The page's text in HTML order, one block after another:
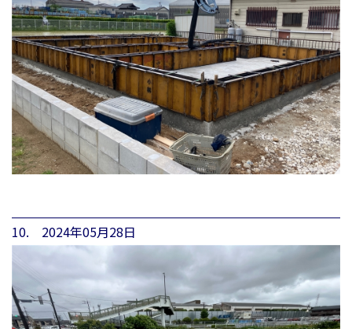
10. 2024年05月28日